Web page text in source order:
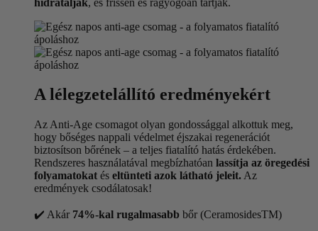
A lélegzetelállító eredményekért
Az Anti-Age csomagot olyan gondossággal alkottuk meg,
hogy bőséges nappali védelmet éjszakai regenerációt
biztosítson bőrének – a teljes fiatalító hatás érdekében.
Rendszeres használatával megbízhatóan lassítja az öregedési
folyamatokat és eltünteti azok látható jeleit. Az
eredmények csodálatosak!
✔️ Akár 74%-kal rugalmasabb bőr (CeramosidesTM)